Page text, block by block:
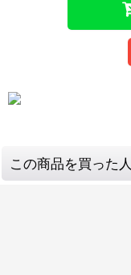
この商品を買った